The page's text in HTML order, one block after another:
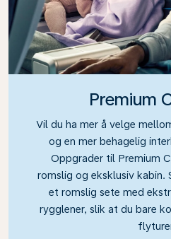
Premium
Vil du ha mer å velge
og en mer behagelig
Oppgrader til Premium
romslig og eksklusiv
et romslig sete med
rygglener, slik at du bare